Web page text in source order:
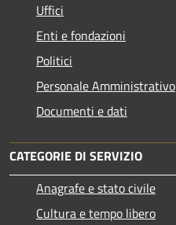
Uffici
Enti e fondazioni
Politici
Personale Amministrativo
Documenti e dati
CATEGORIE DI SERVIZIO
Anagrafe e stato civile
Cultura e tempo libero